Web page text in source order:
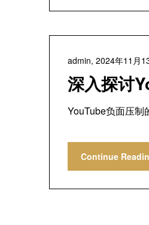
深入探讨
admin, 2024年11月
YouTube负面压
Continue